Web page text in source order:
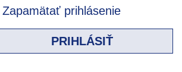
Zapamätať prihlásenie
PRIHLÁSIŤ